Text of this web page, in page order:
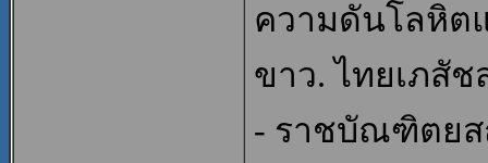
ความดันโลหิต
ขาว. ไทยเภสัช
- ราชบัณฑิตยส